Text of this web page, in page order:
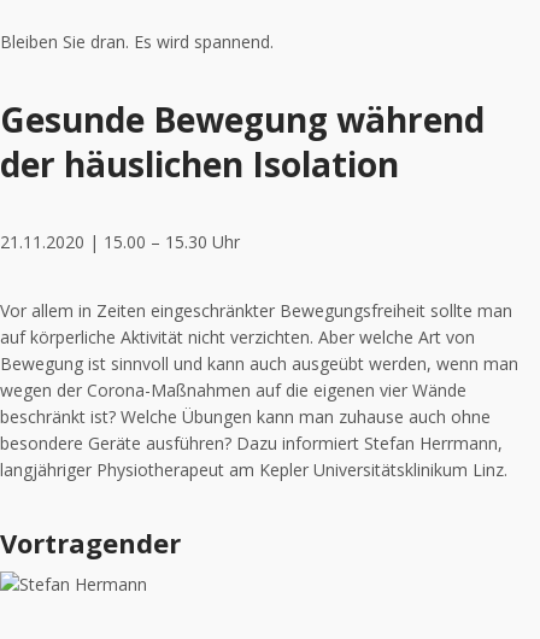
Bleiben Sie dran. Es wird spannend.
Gesunde Bewegung während
der häuslichen Isolation
21.11.2020 | 15.00 – 15.30 Uhr
Vor allem in Zeiten eingeschränkter Bewegungsfreiheit sollte man
auf körperliche Aktivität nicht verzichten. Aber welche Art von
Bewegung ist sinnvoll und kann auch ausgeübt werden, wenn man
wegen der Corona-Maßnahmen auf die eigenen vier Wände
beschränkt ist? Welche Übungen kann man zuhause auch ohne
besondere Geräte ausführen? Dazu informiert Stefan Herrmann,
langjähriger Physiotherapeut am Kepler Universitätsklinikum Linz.
Vortragender